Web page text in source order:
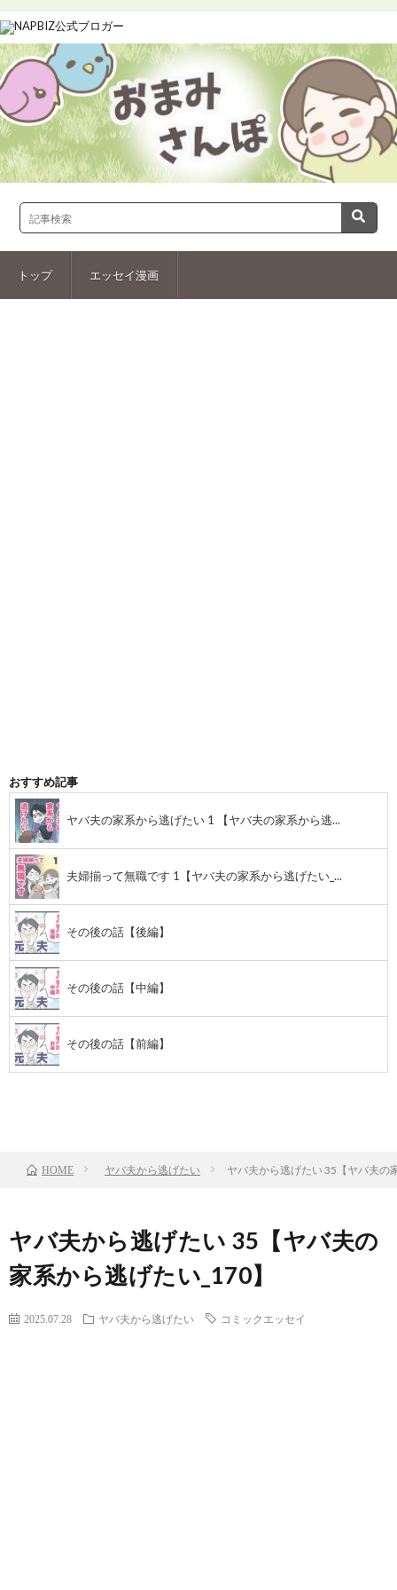
トップ エッセイ漫画
おすすめ記事
ヤバ夫の家系から逃げたい 1 【ヤバ夫の家系から逃...
夫婦揃って無職です 1【ヤバ夫の家系から逃げたい_...
その後の話【後編】
その後の話【中編】
その後の話【前編】
HOME ヤバ夫から逃げたい ヤバ夫から逃げたい 35【ヤバ夫の
ヤバ夫から逃げたい 35【ヤバ夫の
家系から逃げたい_170】
2025.07.28 ヤバ夫から逃げたい コミックエッセイ